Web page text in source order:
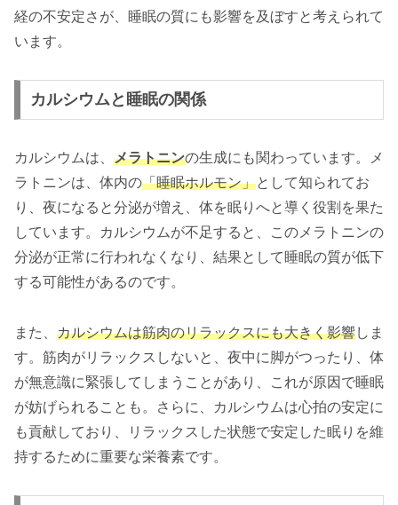
経の不安定さが、睡眠の質にも影響を及ぼすと考えられて
います。
カルシウムと睡眠の関係
カルシウムは、 メラトニンの生成にも関わっています。メ
ラトニンは、体内の「睡眠ホルモン」として知られてお
り、夜になると分泌が増え、体を眠りへと導く役割を果た
しています。カルシウムが不足すると、このメラトニンの
分泌が正常に行われなくなり、結果として睡眠の質が低下
する可能性があるのです。
また、 カルシウムは筋肉のリラックスにも大きく影響しま
す。筋肉がリラックスしないと、夜中に脚がつったり、体
が無意識に緊張してしまうことがあり、これが原因で睡眠
が妨げられることも。さらに、カルシウムは心拍の安定に
も貢献しており、リラックスした状態で安定した眠りを維
持するために重要な栄養素です。